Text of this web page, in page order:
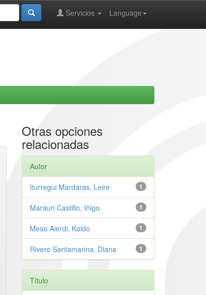
Language
Servicios
Otras opciones
relacionadas
Autor
1
Iturregui Mardaras, Leire
1
Marauri Castillo, Iñigo
1
Meso Aierdi, Koldo
1
Rivero Santamarina, Diana
Título